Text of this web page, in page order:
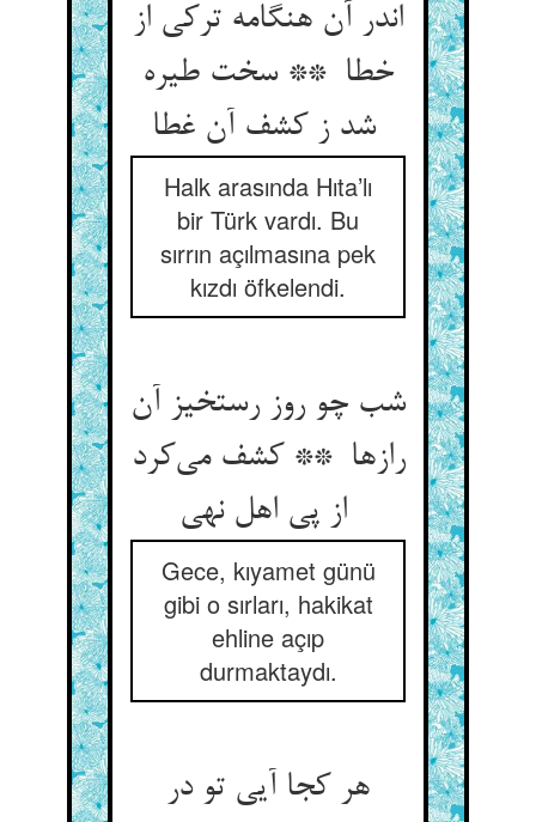
اندر آن هنگامه ترکی از
خطا ** سخت طیره
شد ز کشف آن غطا
Halk arasında Hıta’lı
bir Türk vardı. Bu
sırrın açılmasına pek
kızdı öfkelendi.
شب چو روز رستخیز آن
رازها ** کشف می‌کرد
Gece, kıyamet günü
gibi o sırları, hakikat
ehline açıp
durmaktaydı.
هر کجا آیی تو در